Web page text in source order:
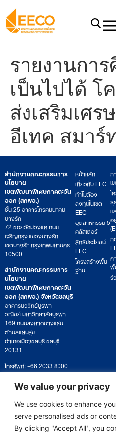
We value your privacy
We use cookies to enhance
serve personalised ads or
By clicking "Accept All", you
รายงานกา
เป็นไปได้ โ
ส่งเสริมเศร
อีเทค สมาร์
สำนักงานคณะกรรมการ
นโยบาย
เขตพัฒนาพิเศษภาคตะวัน
ออก (สกพอ.)
ชั้น 25 อาคารโทรคมนาคม
บางรัก
72 ซอยวัดม่วงแค ถนน
เจริญกรุง แขวงบางรัก
เขตบางรัก กรุงเทพมหานคร
10500
สำนักงานคณะกรรมการ
นโยบาย
เขตพัฒนาพิเศษภาคตะวัน
ออก (สกพอ.) จังหวัดชลบุรี
อาคารนววิทย์บูรพา
วณิชย์ มหาวิทยาลัยบูรพา
169 ถนนลงหาดบางแสน
ตำบลแสนสุข
อำเภอเมืองชลบุรี ชลบุรี
20131
โทรศัพท์: +66 2033 8000
เวลาทำการ: จันทร์ – ศุกร์
09:00 – 17:00 น.
ติดตามหนังสือหรือยื่นเอกสาร
saraban@eeco.or.th
หน้าหลัก
เกี่ยวกับ EEC
ทำไมต้อง
ลงทุนในเขต
EEC
อุตสาหกรรม 5
คลัสเตอร์
สิทธิประโยชน์
EEC
โครงสร้างพื้น
ฐาน
ก
เ
โ
ธุ
แ
อ
ก
ก
พื้
ร่